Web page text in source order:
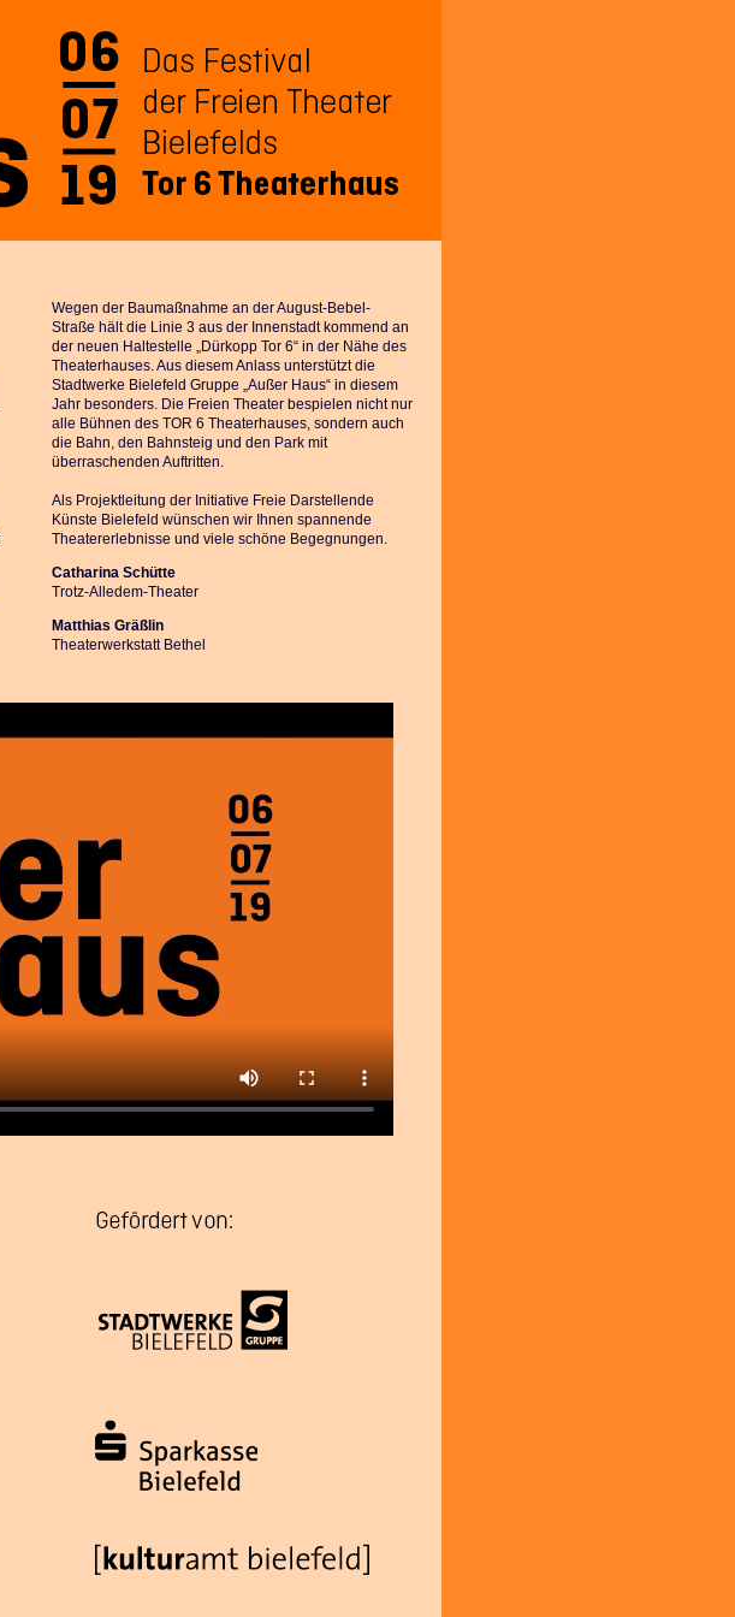
Wegen der Baumaßnahme an der August-Bebel-
Straße hält die Linie 3 aus der Innenstadt kommend an
der neuen Haltestelle „Dürkopp Tor 6“ in der Nähe des
Theaterhauses. Aus diesem Anlass unterstützt die
Stadtwerke Bielefeld Gruppe „Außer Haus“ in diesem
Jahr besonders. Die Freien Theater bespielen nicht nur
alle Bühnen des TOR 6 Theaterhauses, sondern auch
die Bahn, den Bahnsteig und den Park mit
überraschenden Auftritten.
Als Projektleitung der Initiative Freie Darstellende
Künste Bielefeld wünschen wir Ihnen spannende
Theatererlebnisse und viele schöne Begegnungen.
Catharina Schütte
Trotz-Alledem-Theater
Matthias Gräßlin
Theaterwerkstatt Bethel